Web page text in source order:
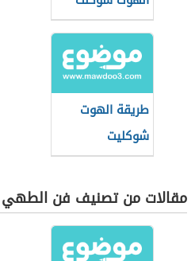
طريقة الهوت
شوكليت
مقالات من تصنيف فن الطهي